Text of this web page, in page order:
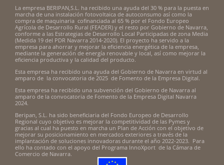
La empresa BERIPAN,S.L. ha recibido una ayuda del 30 % para la puesta en
marcha de una instalación fotovoltaica de autoconsumo así como la
compra de maquinaria cofinanciada al 65 % por el Fondo Europeo
Agrícola de Desarrollo Rural (FEADER) y el resto por Gobierno de Navarra,
conforme a las Estrategias de Desarrollo Local Participadas de zona Media
(Medida 19 del PDR Navarra 2014-2020). El proyecto ha servido a la
empresa para ahorrar y mejorar la eficiencia energética de la empresa,
mediante la generación de energía renovable y local, así como mejorar la
eficiencia productiva y la calidad del producto.
Esta empresa ha recibido una ayuda del Gobierno de Navarra en virtud al
amparo de la convocatoria de 2025 de Fomento de la Empresa Digital.
Esta empresa ha recibido una subvención del Gobierno de Navarra al
amparo de la convocatoria de Fomento de la Empresa Digital Navarra
2024.
Beripan, S.L. ha sido beneficiaria del Fondo Europeo de Desarrollo
Regional cuyo objetivo es mejorar la competitividad de las Pymes y
gracias al cual ha puesto en marcha un Plan de Acción con el objetivo de
mejorar su posicionamiento en mercados exteriores a través de la
implantación de soluciones innovadoras durante el año 2022-2023. Para
ello ha contado con el apoyo del Programa InnoXport de la Cámara de
Comercio de Navarra.